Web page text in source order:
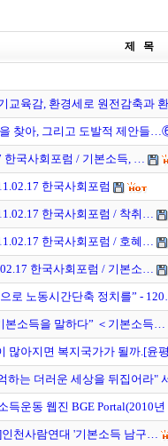
제 목
교육감, 환경세로 원전감축과
찾아, 그리고 도발적 제안들
한국사회포럼 / 기본소득, …
한국사회포럼
한국사회포럼 / 착취…
한국사회포럼 / 호혜…
한국사회포럼 / 기본소…
로 노동시간단축 정치를” -
본소득을 말하다” ＜기본소득…
많아지면 복지국가가 될까.[윤
하는 더러운 세상을 뒤집어라"
득운동 웹진 BGE Portal(2010
천사람연대 '기본소득 남구…